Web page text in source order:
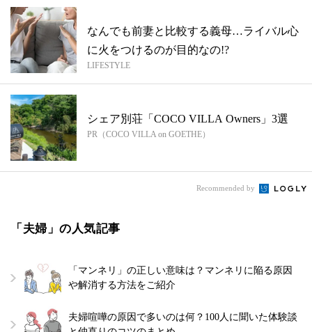
なんでも前妻と比較する義母…ライバル心
に火をつけるのが目的なの!?
LIFESTYLE
シェア別荘「COCO VILLA Owners」3選
PR（COCO VILLA on GOETHE）
Recommended by
「夫婦」の人気記事
「マンネリ」の正しい意味は？マンネリに陥る原因
や解消する方法をご紹介
夫婦喧嘩の原因で多いのは何？100人に聞いた体験談